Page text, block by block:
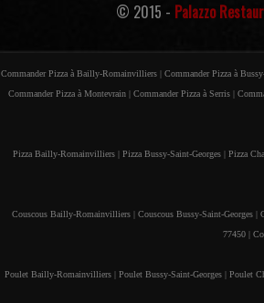
© 2015 - Palazzo
Commander Pizza à Bailly-Romainvilliers | Commander Pizza à
Commander Pizza à Montevrain | Commander Pizza à Serris |
Pizza Bailly-Romainvilliers | Pizza Bussy-Saint-Georges | Pizza
Couscous Bailly-Romainvilliers | Couscous Bussy-Saint-Georges |
77450 |
Poulet Bailly-Romainvilliers | Poulet Bussy-Saint-Georges | Poulet